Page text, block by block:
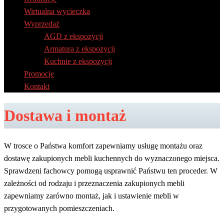
Wirtualna wycieczka
Wyprzedaż
AGD z ekspozycji
Armatura z ekspozycji
Kuchnie z ekspozycji
Promocje
Kontakt
Dostawa i montaż
W trosce o Państwa komfort zapewniamy usługę montażu oraz
dostawę zakupionych mebli kuchennych do wyznaczonego miejsca.
Sprawdzeni fachowcy pomogą usprawnić Państwu ten proceder. W
zależności od rodzaju i przeznaczenia zakupionych mebli
zapewniamy zarówno montaż, jak i ustawienie mebli w
przygotowanych pomieszczeniach.